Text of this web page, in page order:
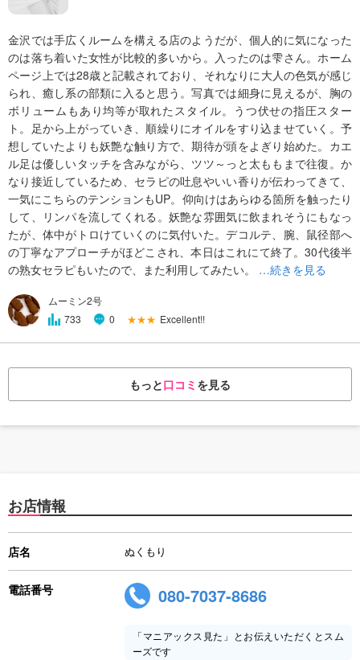
金沢では手広くルームを構える店のようだが、個人的に気になった
のは落ち着いた女性が比較的多いから。入ったのは雫さん。ホーム
ページ上では28歳と記載されており、それなりに大人の色気が感じ
られ、癒し系の部類に入ると思う。写真では細身に見えるが、胸の
ボリュームもあり均等が取れたスタイル。うつ伏せの指圧スター
ト。足から上がっていき、順繰りにオイルをすり込ませていく。予
想していたよりも妖艶な触り方で、期待が頭をよぎり始めた。カエ
ル足は優しいタッチを含みながら、ツツ～っと太ももまで往復。か
なり接近しているため、セラピの吐息やいい香りが伝わってきて、
一気にこちらのテンションもUP。仰向けはあらゆる箇所を触ったり
して、リンパを流してくれる。妖艶な雰囲気に飲まれそうにもなっ
たが、体中がトロけていくのに気付いた。デコルテ、腕、鼠径部へ
の丁寧なアプローチがほどこされ、本日はこれにて終了。30代後半
の熟女セラピもいたので、また利用してみたい。 …続きを見る
ムーミン2号
733
0 ★★★ Excellent!!
もっと口コミ を見る
お店情報
店名 ぬくもり
電話番号 080-7037-8686
「マニアックス見た」とお伝えいただくとスム
ーズです